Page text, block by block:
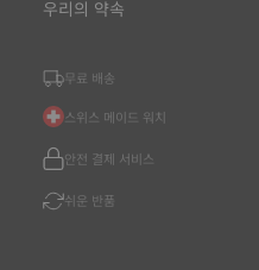
우리의 약속
무료 배송
스위스 메이드 워치
안전 결제 서비스
쉬운 반품